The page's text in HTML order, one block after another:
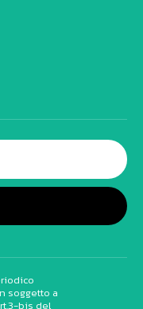
soggetto a
bis del